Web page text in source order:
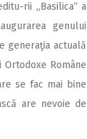
rii „Basilica” a
genului
generaţia actuală
Române
se fac mai bine
are nevoie de